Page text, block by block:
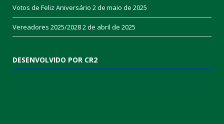
Votos de Feliz Aniversário 2 de maio de 2025
Vereadores 2025/20282 de abril de 2025
DESENVOLVIDO POR CR2